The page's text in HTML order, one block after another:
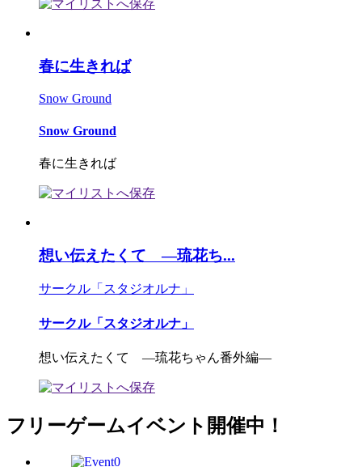
春に生きれば
Snow Ground
Snow Ground
春に生きれば
想い伝えたくて ―琉花ち...
サークル「スタジオルナ」
サークル「スタジオルナ」
想い伝えたくて ―琉花ちゃん番外編―
フリーゲームイベント開催中！